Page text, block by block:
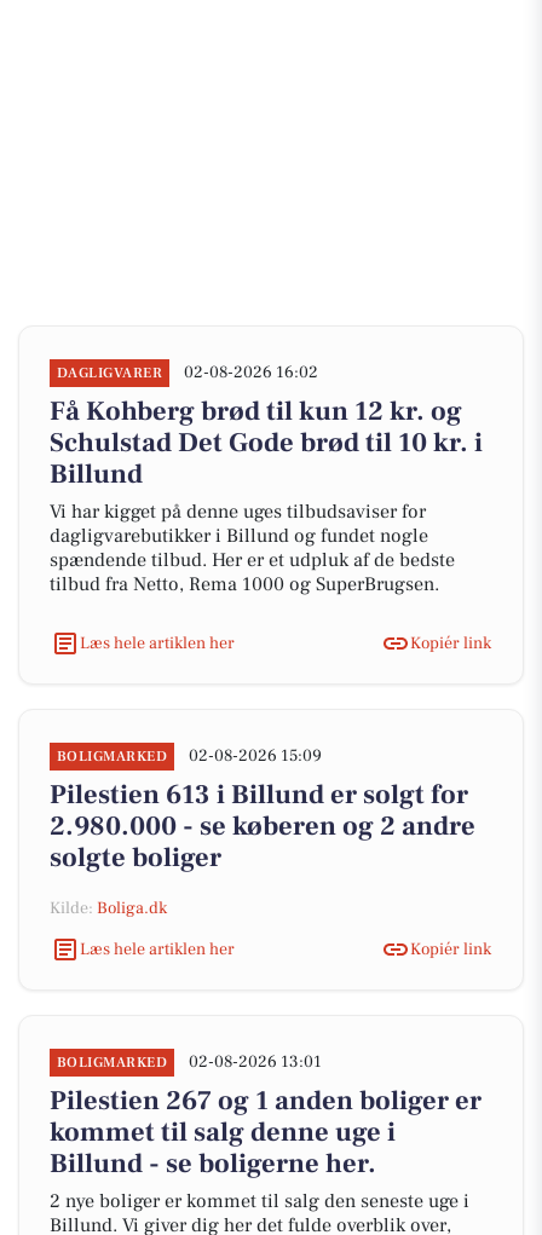
DAGLIGVARER 02-08-2026 16:02
Få Kohberg brød til kun 12 kr. og
Schulstad Det Gode brød til 10 kr. i
Billund
Vi har kigget på denne uges tilbudsaviser for
dagligvarebutikker i Billund og fundet nogle
spændende tilbud. Her er et udpluk af de bedste
tilbud fra Netto, Rema 1000 og SuperBrugsen.
Læs hele artiklen her Kopiér link
BOLIGMARKED 02-08-2026 15:09
Pilestien 613 i Billund er solgt for
2.980.000 - se køberen og 2 andre
solgte boliger
Kilde: Boliga.dk
Læs hele artiklen her
Kopiér link
BOLIGMARKED 02-08-2026 13:01
Pilestien 267 og 1 anden boliger er
kommet til salg denne uge i
Billund - se boligerne her.
2 nye boliger er kommet til salg den seneste uge i
Billund. Vi giver dig her det fulde overblik over,